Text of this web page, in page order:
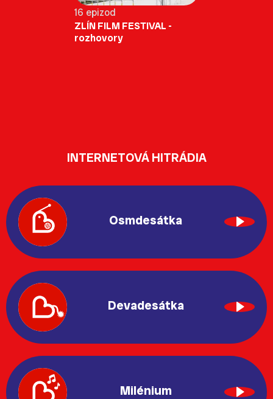
16 epizod
ZLÍN FILM FESTIVAL -
rozhovory
INTERNETOVÁ HITRÁDIA
Osmdesátka
Devadesátka
Milénium